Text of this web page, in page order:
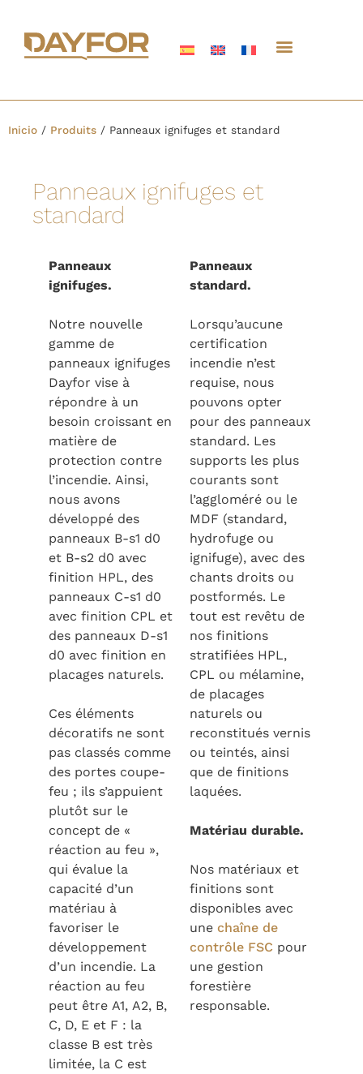
Inicio / Produits / Panneaux ignifuges et standard
Panneaux ignifuges et
standard
Panneaux
ignifuges.
Notre nouvelle
gamme de
panneaux ignifuges
Dayfor vise à
répondre à un
besoin croissant en
matière de
protection contre
l’incendie. Ainsi,
nous avons
développé des
panneaux B-s1 d0
et B-s2 d0 avec
finition HPL, des
panneaux C-s1 d0
avec finition CPL et
des panneaux D-s1
d0 avec finition en
placages naturels.
Ces éléments
décoratifs ne sont
pas classés comme
des portes coupe-
feu ; ils s’appuient
plutôt sur le
concept de «
réaction au feu »,
qui évalue la
capacité d’un
matériau à
favoriser le
développement
d’un incendie. La
réaction au feu
peut être A1, A2, B,
C, D, E et F : la
classe B est très
limitée, la C est
Panneaux
standard.
Lorsqu’aucune
certification
incendie n’est
requise, nous
pouvons opter
pour des panneaux
standard. Les
supports les plus
courants sont
l’aggloméré ou le
MDF (standard,
hydrofuge ou
ignifuge), avec des
chants droits ou
postformés. Le
tout est revêtu de
nos finitions
stratifiées HPL,
CPL ou mélamine,
de placages
naturels ou
reconstitués vernis
ou teintés, ainsi
que de finitions
laquées.
Matériau durable.
Nos matériaux et
finitions sont
disponibles avec
une chaîne de
contrôle FSC pour
une gestion
forestière
responsable.